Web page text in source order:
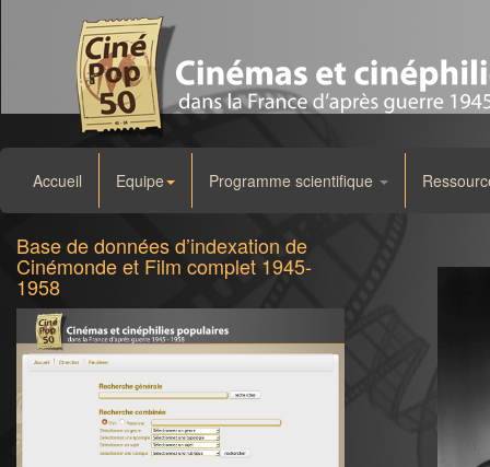
Accueil Equipe Programme scientifique
Base de données d’indexation de
Cinémonde et Film complet 1945-
1958